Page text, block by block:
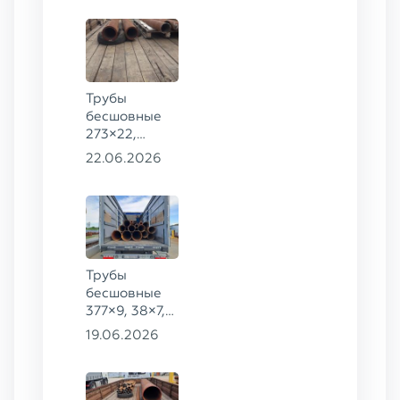
Трубы
бесшовные
273×22,
245×26,
22.06.2026
Трубы
бесшовные
377×9, 38×7,
38×8, 28×3,5,
133×12,
19.06.2026